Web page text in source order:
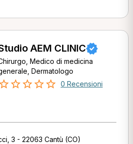
AEM CLINIC
Medico di medicina
Dermatologo
0 Recensioni
3 - 22063 Cantù (CO)